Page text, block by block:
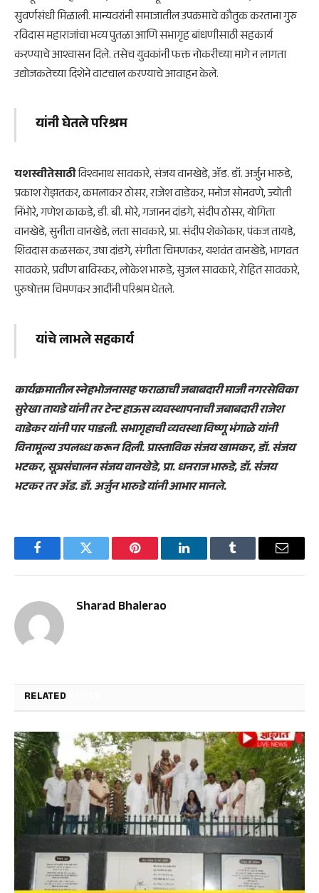
सुवर्णसंधी मिळाली. मान्यवरांनी समाजातील उपक्रमाचे कौतुक करताना गुरु
रविदास महाराजांचा भव्य पुतळा आणि सभागृह बांधणीसाठी सहकार्य
करण्याचे आश्वासन दिले. तसेच युवकांनी फक्त नोकरीच्या मागे न लागता
उद्योजकतेच्या दिशेने वाटचाल करण्याचे आवाहन केले.
यांनी घेतले परिश्रम
यशस्वीतेसाठीविश्वनाथ सावकारे, संजय वानखेडे, ॲड. डॉ. अर्जुन भारुडे,
प्रकाश रोझतकर, कमलाकर ठोसर, राजेश वाडेकर, मनोज सोनवणे, ज्योती
निंभोरे, गणेश काकडे, डी. बी. मोरे, गजानन दांडगे, संदीप ठोसर, योगिता
वानखेडे, सुनीता वानखेडे, लता सावकारे, प्रा. संदीप शेकोकार, पंकज तायडे,
शिवदास कळसकर, उषा दांडगे, संगीता चिमणकर, यशवंत वानखेडे, भागवत
सावकारे, प्रवीण बाविस्कर, लोकेश भारुडे, सुजल सावकारे, रोहित सावकारे,
पुरुषोत्तम चिमणकर आदींनी परिश्रम घेतले.
यांचे लाभले सहकार्य
कार्यक्रमातील स्नेहभोजनासह फराळाची जबाबदारी माजी नगरसेविका
सुरेखा तायडे यांनी तर टेन्ट हाऊस व्यवस्थापनाची जबाबदारी राजेश
वाडेकर यांनी पार पाडली. सभागृहाची व्यवस्था विष्णू भंगाळे यांनी
विनामूल्य उपलब्ध करून दिली. प्रास्ताविक संजय खामकर, डॉ. संजय
भटकर, सूत्रसंचालन संजय वानखेडे, प्रा. धनराज भारुडे, डॉ. संजय
भटकर तर ॲड. डॉ. अर्जुन भारुडे यांनी आभार मानले.
FacebookTwitter Pinterest LinkedInTumblr Email
Sharad Bhalerao
RELATED